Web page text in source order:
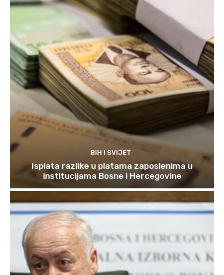
BIH I SVIJET
Isplata razlike u platama zaposlenima u
institucijama Bosne i Hercegovine